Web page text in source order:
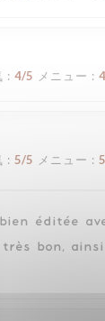
: 4/5 メニュー : 4
: 5/5 メニュー : 5
éditée
bon,